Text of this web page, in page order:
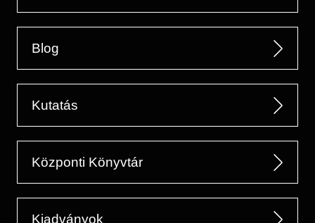
Blog
Kutatás
Központi Könyvtár
Kiadványok